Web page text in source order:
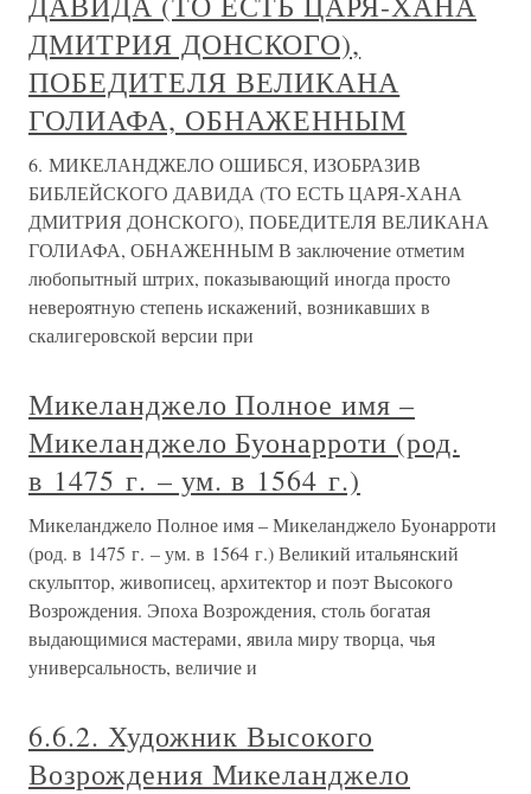
ДМИТРИЯ ДОНСКОГО),
ПОБЕДИТЕЛЯ ВЕЛИКАНА
ГОЛИАФА, ОБНАЖЕННЫМ
6. МИКЕЛАНДЖЕЛО ОШИБСЯ, ИЗОБРАЗИВ
БИБЛЕЙСКОГО ДАВИДА (ТО ЕСТЬ ЦАРЯ-ХАНА
ДМИТРИЯ ДОНСКОГО), ПОБЕДИТЕЛЯ ВЕЛИКАНА
ГОЛИАФА, ОБНАЖЕННЫМ В заключение отметим
любопытный штрих, показывающий иногда просто
невероятную степень искажений, возникавших в
скалигеровской версии при
Микеланджело Полное имя –
Микеланджело Буонарроти (род.
в 1475 г. – ум. в 1564 г.)
Микеланджело Полное имя – Микеланджело Буонарроти
(род. в 1475 г. – ум. в 1564 г.) Великий итальянский
скульптор, живописец, архитектор и поэт Высокого
Возрождения. Эпоха Возрождения, столь богатая
выдающимися мастерами, явила миру творца, чья
универсальность, величие и
6.6.2. Художник Высокого
Возрождения Микеланджело